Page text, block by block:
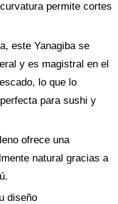
permite cortes
este Yanagiba se
y es magistral en el
lo que lo
para sushi y
ofrece una
natural gracias a
diseño